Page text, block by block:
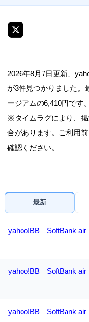
2026年8月7日更新、
が3件見つかりました。
ージアムの6,410円です。
※タイムラグにより、
合があります。ご利用
確認ください。
最新
yahoo!BB SoftBank air
yahoo!BB SoftBank air
yahoo!BB SoftBank air